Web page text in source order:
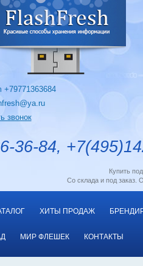
+79771363684
звонок
36-84,
Купить
Со склада и под заказ.
ХИТЫ ПРОДАЖ
МИР ФЛЕШЕК КОНТАКТЫ